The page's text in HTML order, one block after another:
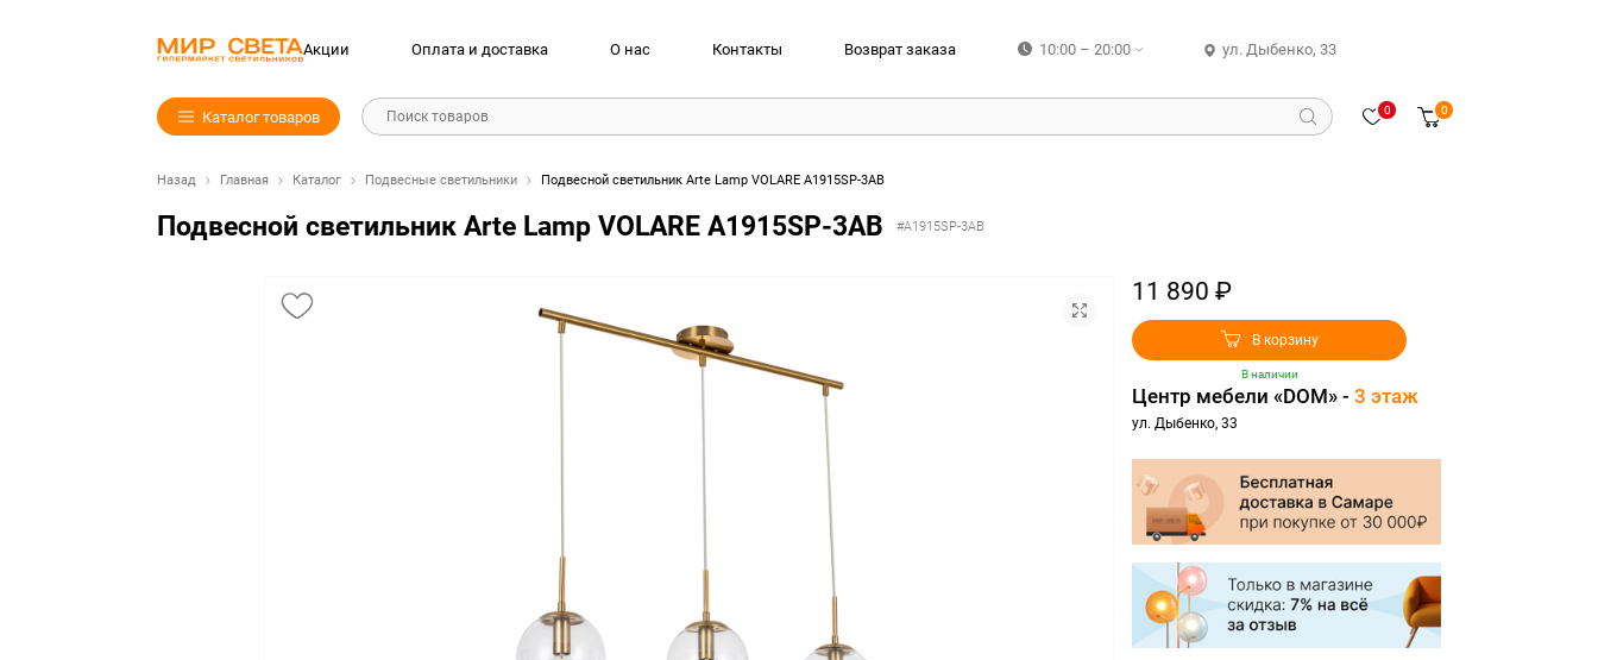
Акции Оплата и доставка О нас Контакты Возврат заказа 10:00 – 20:00 ул. Дыбенко, 33
Каталог товаров Поиск товаров 0 0
Назад Главная Каталог Подвесные светильники Подвесной светильник Arte Lamp VOLARE A1915SP-3AB
Подвесной светильник Arte Lamp VOLARE A1915SP-3AB #A1915SP-3AB
11 890 ₽
В корзину
В наличии
Центр мебели «DOM» - 3 этаж
ул. Дыбенко, 33